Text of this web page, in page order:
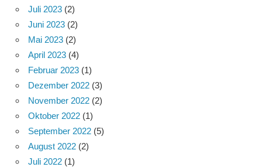
Juli 2023 (2)
Juni 2023 (2)
Mai 2023 (2)
April 2023 (4)
Februar 2023 (1)
Dezember 2022 (3)
November 2022 (2)
Oktober 2022 (1)
September 2022 (5)
August 2022 (2)
Juli 2022 (1)